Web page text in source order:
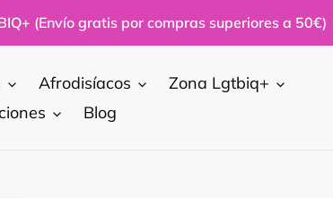
(Envío gratis por compras superiores a 50€)
Afrodisíacos
Zona Lgtbiq+
Blog